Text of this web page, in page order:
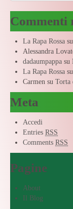
Commenti
La Rapa Rossa su
Alessandra
dadaumpappa su
La Rapa Rossa su
Carmen su Torta
Meta
Accedi
Entries RSS
Comments RSS
Pagine
About
Il Blog